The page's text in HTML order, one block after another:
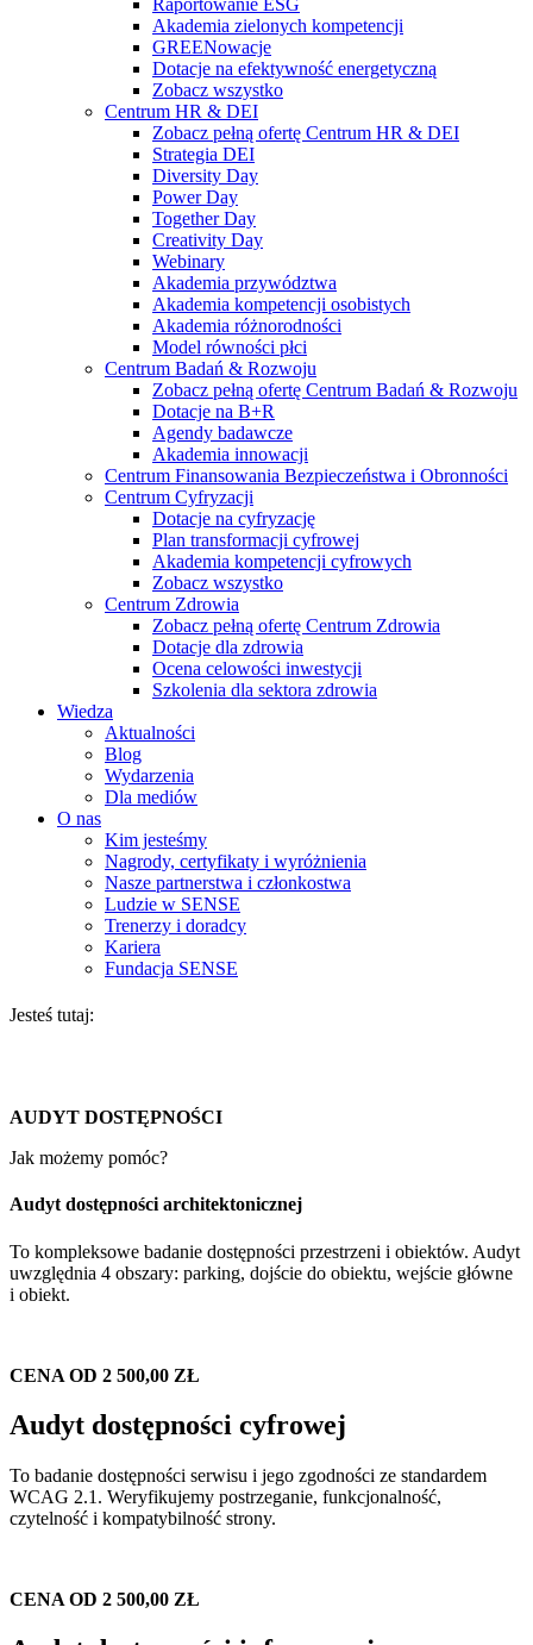
Raportowanie ESG
Akademia zielonych kompetencji
GREENowacje
Dotacje na efektywność energetyczną
Zobacz wszystko
Centrum HR & DEI
Zobacz pełną ofertę Centrum HR & DEI
Strategia DEI
Diversity Day
Power Day
Together Day
Creativity Day
Webinary
Akademia przywództwa
Akademia kompetencji osobistych
Akademia różnorodności
Model równości płci
Centrum Badań & Rozwoju
Zobacz pełną ofertę Centrum Badań & Rozwoju
Dotacje na B+R
Agendy badawcze
Akademia innowacji
Centrum Finansowania Bezpieczeństwa i Obronności
Centrum Cyfryzacji
Dotacje na cyfryzację
Plan transformacji cyfrowej
Akademia kompetencji cyfrowych
Zobacz wszystko
Centrum Zdrowia
Zobacz pełną ofertę Centrum Zdrowia
Dotacje dla zdrowia
Ocena celowości inwestycji
Szkolenia dla sektora zdrowia
Wiedza
Aktualności
Blog
Wydarzenia
Dla mediów
O nas
Kim jesteśmy
Nagrody, certyfikaty i wyróżnienia
Nasze partnerstwa i członkostwa
Ludzie w SENSE
Trenerzy i doradcy
Kariera
Fundacja SENSE
Jesteś tutaj:
AUDYT DOSTĘPNOŚCI
Jak możemy pomóc?
Audyt dostępności architektonicznej
To kompleksowe badanie dostępności przestrzeni i obiektów. Audyt
uwzględnia 4 obszary: parking, dojście do obiektu, wejście główne
i obiekt.
CENA OD 2 500,00 ZŁ
Audyt dostępności cyfrowej
To badanie dostępności serwisu i jego zgodności ze standardem
WCAG 2.1. Weryfikujemy postrzeganie, funkcjonalność,
czytelność i kompatybilność strony.
CENA OD 2 500,00 ZŁ